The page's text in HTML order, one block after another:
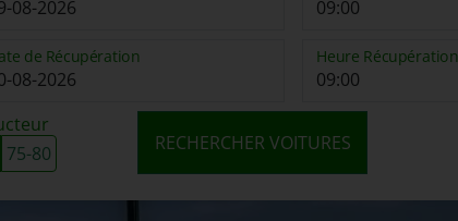
de Récupération Heure Récupération
75-80 RECHERCHER VOITURES